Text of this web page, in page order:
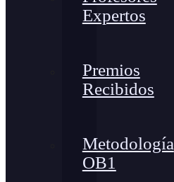
Expertos
Premios
Recibidos
Metodología
OB1